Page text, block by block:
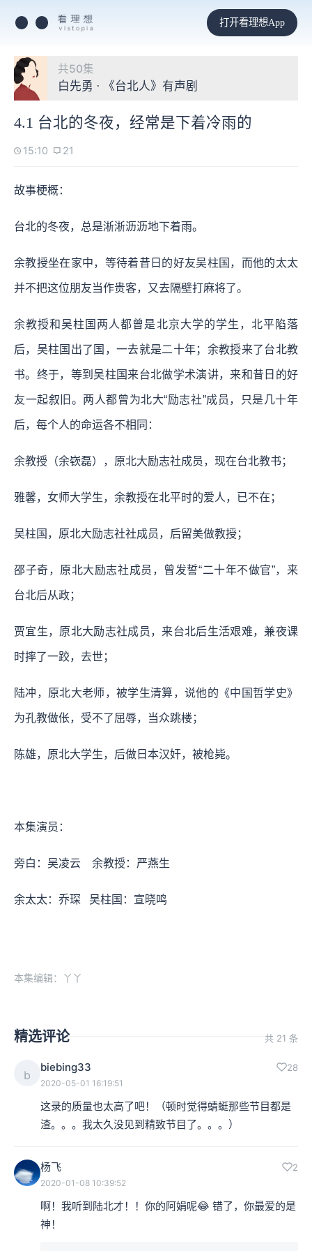
打开看理想App
共50集
白先勇 · 《台北人》有声剧
4.1 台北的冬夜，经常是下着冷雨的
15:10 21
故事梗概：
台北的冬夜，总是淅淅沥沥地下着雨。
余教授坐在家中，等待着昔日的好友吴柱国，而他的太太
并不把这位朋友当作贵客，又去隔壁打麻将了。
余教授和吴柱国两人都曾是北京大学的学生，北平陷落
后，吴柱国出了国，一去就是二十年；余教授来了台北教
书。终于，等到吴柱国来台北做学术演讲，来和昔日的好
友一起叙旧。两人都曾为北大“励志社”成员，只是几十年
后，每个人的命运各不相同：
余教授（余嵚磊），原北大励志社成员，现在台北教书；
雅馨，女师大学生，余教授在北平时的爱人，已不在；
吴柱国，原北大励志社社成员，后留美做教授；
邵子奇，原北大励志社成员，曾发誓“二十年不做官”，来
台北后从政；
贾宜生，原北大励志社成员，来台北后生活艰难，兼夜课
时摔了一跤，去世；
陆冲，原北大老师，被学生清算，说他的《中国哲学史》
为孔教做伥，受不了屈辱，当众跳楼；
陈雄，原北大学生，后做日本汉奸，被枪毙。
本集演员：
旁白：吴凌云 余教授：严燕生
余太太：乔琛 吴柱国：宣晓鸣
本集编辑：丫丫
精选评论 共 21 条
b
biebing33 28
2020-05-01 16:19:51
这录的质量也太高了吧！（顿时觉得蜻蜓那些节目都是
渣。。。我太久没见到精致节目了。。。）
杨飞 2
2020-01-08 10:39:52
啊！我听到陆北才！！你的阿娟呢😂 错了，你最爱的是
神！